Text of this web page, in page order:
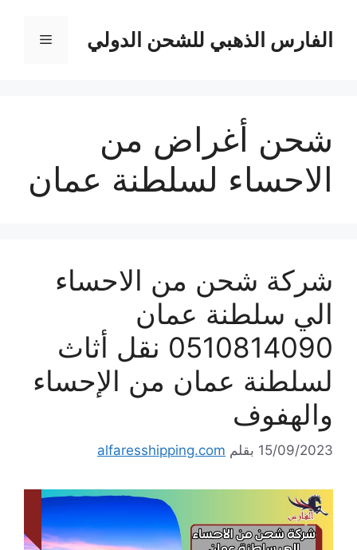
المحتوىالفارس الذهبي للشحن الدولي القائمة
شحن أغراض من
الاحساء لسلطنة عمان
شركة شحن من الاحساء
الي سلطنة عمان
0510814090 نقل أثاث
لسلطنة عمان من الإحساء
والهفوف
15/09/2023 بقلم alfaresshipping.com